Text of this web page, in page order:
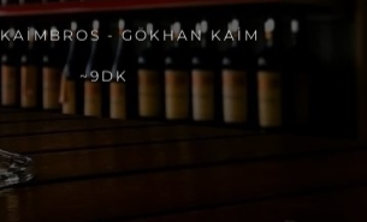
KAIMBROS - GÖKHAN KAIM
~9DK